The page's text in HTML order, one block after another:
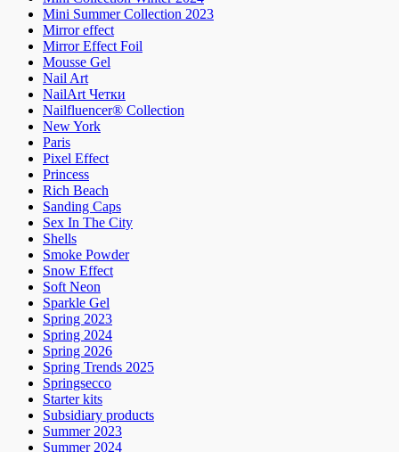
Mini Summer Collection 2023
Mirror effect
Mirror Effect Foil
Mousse Gel
Nail Art
NailArt Четки
Nailfluencer® Collection
New York
Paris
Pixel Effect
Princess
Rich Beach
Sanding Caps
Sex In The City
Shells
Smoke Powder
Snow Effect
Soft Neon
Sparkle Gel
Spring 2023
Spring 2024
Spring 2026
Spring Trends 2025
Springsecco
Starter kits
Subsidiary products
Summer 2023
Summer 2024